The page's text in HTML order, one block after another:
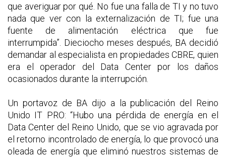
que averiguar por qué. No fue una falla de TI y no tuvo
nada que ver con la externalización de TI; fue una
fuente de alimentación eléctrica que fue
interrumpida”. Dieciocho meses después, BA decidió
demandar al especialista en propiedades CBRE, quien
era el operador del Data Center por los daños
ocasionados durante la interrupción.
Un portavoz de BA dijo a la publicación del Reino
Unido IT PRO: “Hubo una pérdida de energía en el
Data Center del Reino Unido, que se vio agravada por
el retorno incontrolado de energía, lo que provocó una
oleada de energía que eliminó nuestros sistemas de